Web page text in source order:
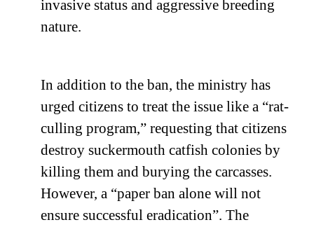
invasive status and aggressive breeding
nature.
In addition to the ban, the ministry has
urged citizens to treat the issue like a “rat-
culling program,” requesting that citizens
destroy suckermouth catfish colonies by
killing them and burying the carcasses.
However, a “paper ban alone will not
ensure successful eradication”. The